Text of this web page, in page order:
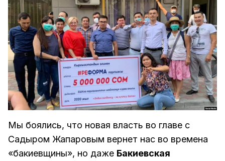
Мы боялись, что новая власть во главе с
Садыром Жапаровым вернет нас во времена
«бакиевщины», но даже Бакиевская